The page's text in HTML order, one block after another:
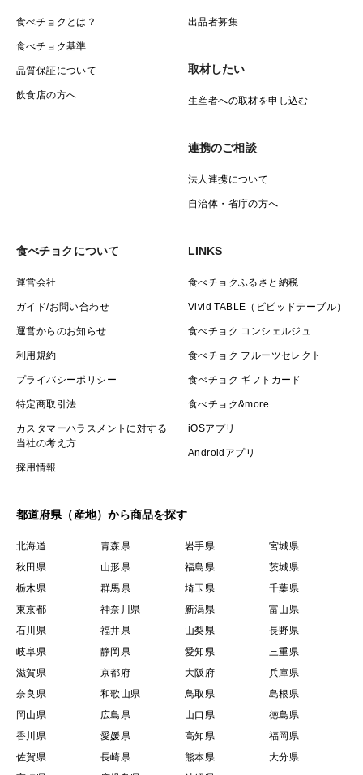
食べチョクとは？
食べチョク基準
品質保証について
飲食店の方へ
出品者募集
取材したい
生産者への取材を申し込む
連携のご相談
法人連携について
自治体・省庁の方へ
食べチョクについて
運営会社
ガイド/お問い合わせ
運営からのお知らせ
利用規約
プライバシーポリシー
特定商取引法
カスタマーハラスメントに対する
当社の考え方
採用情報
LINKS
食べチョクふるさと納税
Vivid TABLE（ビビッドテーブル）
食べチョク コンシェルジュ
食べチョク フルーツセレクト
食べチョク ギフトカード
食べチョク&more
iOSアプリ
Androidアプリ
都道府県（産地）から商品を探す
北海道 青森県 岩手県
宮城県
秋田県
山形県 福島県
茨城県
栃木県
群馬県 埼玉県
千葉県
東京都
神奈川県 新潟県
富山県
石川県
福井県 山梨県
長野県
岐阜県
静岡県 愛知県
三重県
滋賀県
京都府 大阪府
兵庫県
奈良県
和歌山県 鳥取県
島根県
岡山県
広島県 山口県
徳島県
香川県
愛媛県 高知県
福岡県
佐賀県
長崎県 熊本県
大分県